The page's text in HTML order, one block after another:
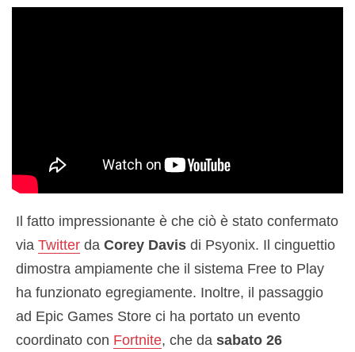
Il fatto impressionante è che ciò è stato confermato
via Twitter da Corey Davis di Psyonix. Il cinguettio
dimostra ampiamente che il sistema Free to Play
ha funzionato egregiamente. Inoltre, il passaggio
ad Epic Games Store ci ha portato un evento
coordinato con Fortnite, che da sabato 26